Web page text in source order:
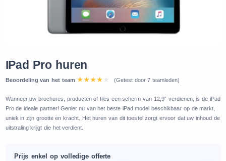
IPad Pro huren
Beoordeling van het team (Getest door 7 teamleden)
Wanneer uw brochures, producten of files een scherm van 12,9” verdienen, is de iPad
Pro de ideale partner! Geniet nu van het beste iPad model beschikbaar op de markt,
uniek in zijn grootte en kracht. Het huren van dit toestel zorgt ervoor dat uw inhoud de
uitstraling krijgt die het verdient.
Prijs enkel op volledige offerte